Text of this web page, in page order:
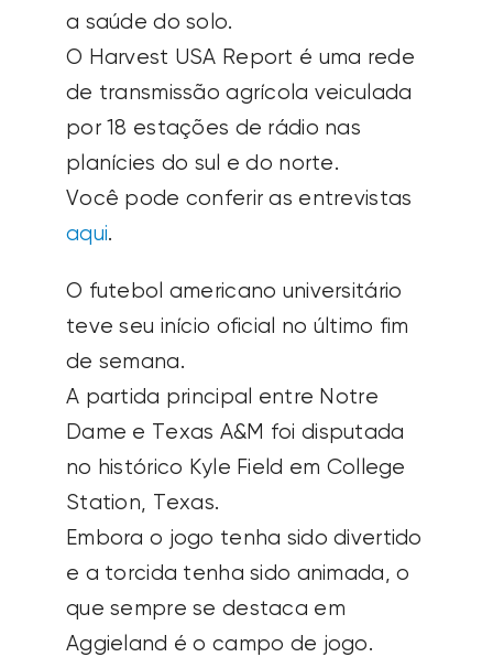
a saúde do solo.
O Harvest USA Report é uma rede
de transmissão agrícola veiculada
por 18 estações de rádio nas
planícies do sul e do norte.
Você pode conferir as entrevistas
aqui.
O futebol americano universitário
teve seu início oficial no último fim
de semana.
A partida principal entre Notre
Dame e Texas A&M foi disputada
no histórico Kyle Field em College
Station, Texas.
Embora o jogo tenha sido divertido
e a torcida tenha sido animada, o
que sempre se destaca em
Aggieland é o campo de jogo.